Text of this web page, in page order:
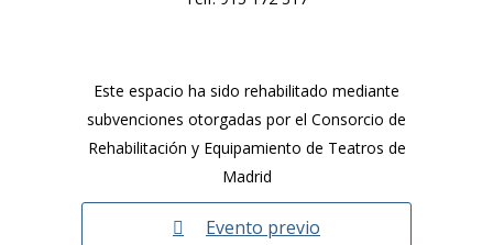
Este espacio ha sido rehabilitado mediante
subvenciones otorgadas por el Consorcio de
Rehabilitación y Equipamiento de Teatros de
Madrid
Evento previo